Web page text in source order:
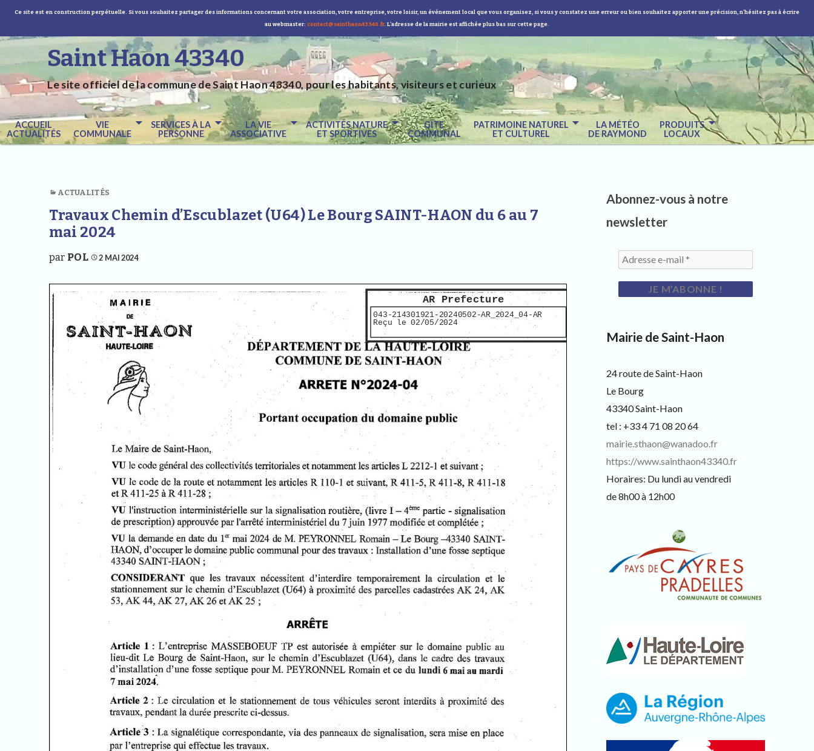
Ce site est en construction perpétuelle. Si vous souhaitez partager des informations concernant votre association, votre entreprise, votre loisir, un événement local que vous organisez, si vous y constatez une erreur ou bien souhaitez apporter une précision, n'hésitez pas à écrire
au webmaster: contact@sainthaon43340.fr. L'adresse de la mairie est affichée plus bas sur cette page.
Saint Haon 43340
Le site officiel de la commune de Saint Haon 43340, pour les habitants, visiteurs et curieux
ACCUEIL
ACTUALITÉS
VIE
COMMUNALE
SERVICES À LA
PERSONNE
LA VIE
ASSOCIATIVE
ACTIVITÉS NATURE
ET SPORTIVES
GÎTE
COMMUNAL
PATRIMOINE NATUREL
ET CULTUREL
LA MÉTÉO
DE RAYMOND
PRODUITS
LOCAUX
ACTUALITÉS
Travaux Chemin d’Escublazet (U64) Le Bourg SAINT-HAON du 6 au 7
mai 2024
par POL 2 MAI 2024
Abonnez-vous à notre
newsletter
Mairie de Saint-Haon
24 route de Saint-Haon
Le Bourg
43340 Saint-Haon
tel : +33 4 71 08 20 64
mairie.sthaon@wanadoo.fr
https://www.sainthaon43340.fr
Horaires: Du lundi au vendredi
de 8h00 à 12h00